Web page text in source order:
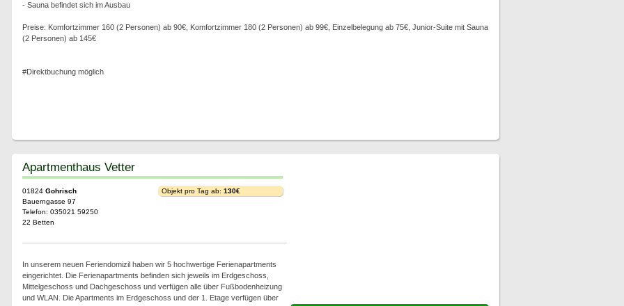
- Sauna befindet sich im Ausbau
Preise: Komfortzimmer 160 (2 Personen) ab 90€, Komfortzimmer 180 (2 Personen) ab 99€, Einzelbelegung ab 75€, Junior-Suite mit Sauna
(2 Personen) ab 145€
#Direktbuchung möglich
Apartmenthaus Vetter
01824 Gohrisch
Bauerngasse 97
Telefon: 035021 59250
22 Betten
Objekt pro Tag ab: 130€
In unserem neuen Feriendomizil haben wir 5 hochwertige Ferienapartments
eingerichtet. Die Ferienapartments befinden sich jeweils im Erdgeschoss,
Mittelgeschoss und Dachgeschoss und verfügen alle über Fußbodenheizung
und WLAN. Die Apartments im Erdgeschoss und der 1. Etage verfügen über